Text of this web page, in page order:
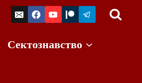
Сектознавство